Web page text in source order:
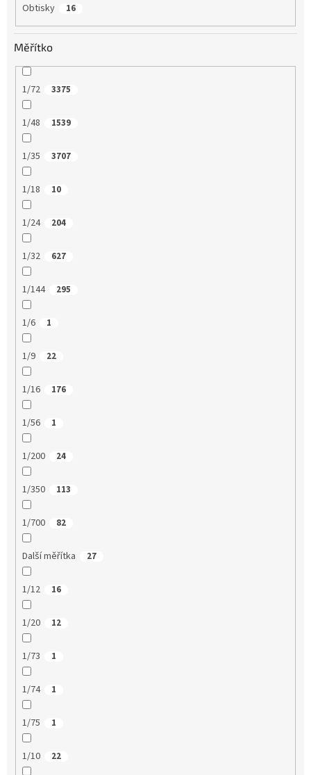
Obtisky 16
Měřítko
1/72 3375
1/48 1539
1/35 3707
1/18 10
1/24 204
1/32 627
1/144 295
1/6 1
1/9 22
1/16 176
1/56 1
1/200 24
1/350 113
1/700 82
Další měřítka 27
1/12 16
1/20 12
1/73 1
1/74 1
1/75 1
1/10 22